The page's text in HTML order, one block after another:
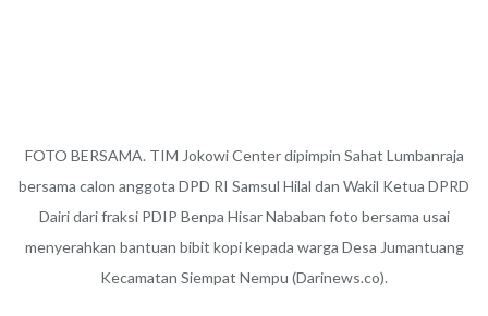
FOTO BERSAMA. TIM Jokowi Center dipimpin Sahat Lumbanraja
bersama calon anggota DPD RI Samsul Hilal dan Wakil Ketua DPRD
Dairi dari fraksi PDIP Benpa Hisar Nababan foto bersama usai
menyerahkan bantuan bibit kopi kepada warga Desa Jumantuang
Kecamatan Siempat Nempu (Darinews.co).